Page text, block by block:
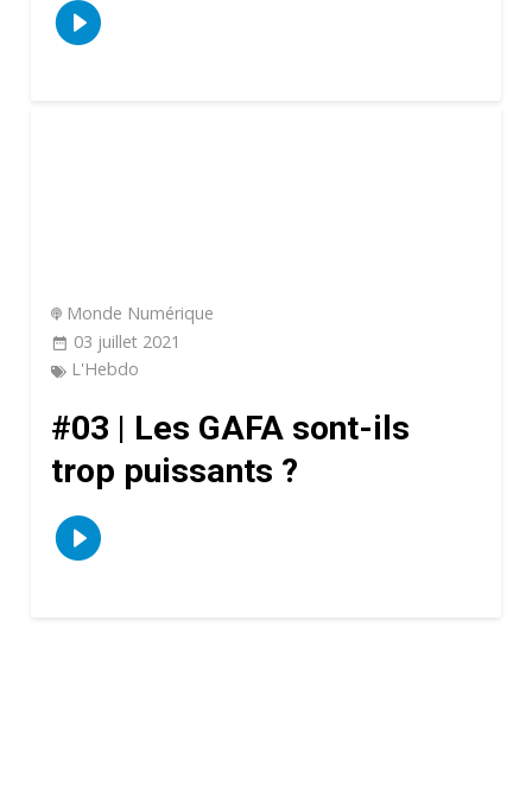
Monde Numérique
03 juillet 2021
L'Hebdo
#03 | Les GAFA sont-ils
trop puissants ?